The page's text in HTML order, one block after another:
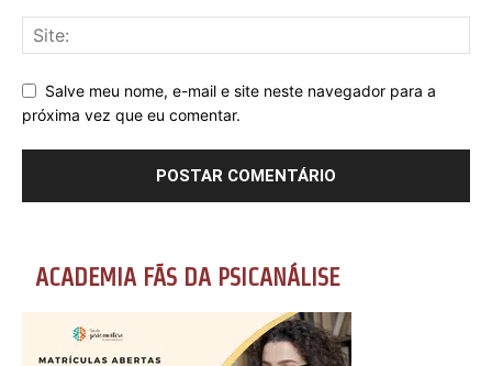
Salve meu nome, e-mail e site neste navegador para a
próxima vez que eu comentar.
ACADEMIA FÃS DA PSICANÁLISE